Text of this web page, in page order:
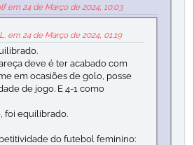
em 24 de Março de 2024, 10:03
em 24 de Março de 2024, 01:19
deve é ter acabado com
em ocasiões de golo, posse
de jogo. E 4-1 como
foi equilibrado.
do futebol feminino: